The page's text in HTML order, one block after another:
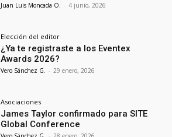
Juan Luis Moncada O. - 4 junio, 2026
Elección del editor
¿Ya te registraste a los Eventex
Awards 2026?
Vero Sánchez G. - 29 enero, 2026
Asociaciones
James Taylor confirmado para SITE
Global Conference